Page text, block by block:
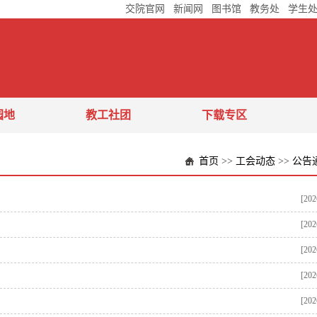
交院官网 新闻网 图书馆 教务处 学生处
地 教工社团 下载专区
首页 >> 工会动态 >> 公告